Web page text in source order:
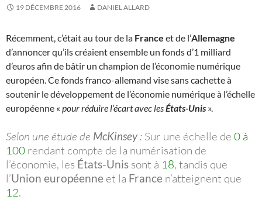
19 DÉCEMBRE 2016 DANIEL ALLARD
Récemment, c’était au tour de la France et de l’Allemagne
d’annoncer qu’ils créaient ensemble un fonds d’1 milliard
d’euros afin de bâtir un champion de l’économie numérique
européen. Ce fonds franco-allemand vise sans cachette à
soutenir le développement de l’économie numérique à l’échelle
européenne « pour réduire l’écart avec lesÉtats-Unis ».
Selon une étude de McKinsey: Sur une échelle de 0 à
100 rendant compte de la numérisation de
l’économie, les États-Unis sont à 18, tandis que
l’Union européenne et la France n’atteignent que
12.